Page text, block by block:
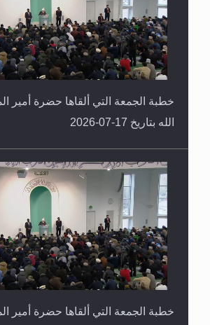
خطبة الجمعة التي ألقاها حضرة أمير
الله بتاريخ 17-07-2026
خطبة الجمعة التي ألقاها حضرة أمير